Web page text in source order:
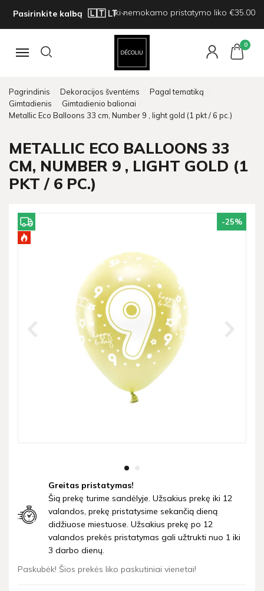
Pasirinkite kalbą Iki nemokamo pristatymo liko €35.00
Navigacija
0
Pagrindinis Dekoracijos šventėms
Pagal tematiką
Gimtadienis
Gimtadienio balionai
Metallic Eco Balloons 33 cm, Number 9 , light gold (1 pkt / 6 pc.)
METALLIC ECO BALLOONS 33
CM, NUMBER 9 , LIGHT GOLD (1
PKT / 6 PC.)
-25%
Greitas pristatymas!
Šią prekę turime sandėlyje. Užsakius prekę iki 12
valandos, prekę pristatysime sekančią dieną
didžiuose miestuose. Užsakius prekę po 12
valandos prekės pristatymas gali užtrukti nuo 1 iki
3 darbo dienų.
Paskubėk! Šios prekės liko paskutiniai vienetai!